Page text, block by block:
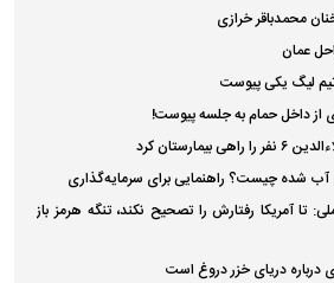
محمدباقر خرازی
عمان
لیگ یکی پیوست
از داخل حمام به جلسه پیوست!
کرد
شده چیست؟ راهنمایی برای سرمایه‌گذاری
تا آمریکا رفتارش را تصحیح نکند، تنگه هرمز باز
درباره دریای خزر دروغ است